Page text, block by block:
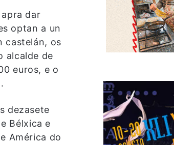
dar
optan a un
castelán, os
alcalde de
euros, e o
dezasete
Bélxica e
América do